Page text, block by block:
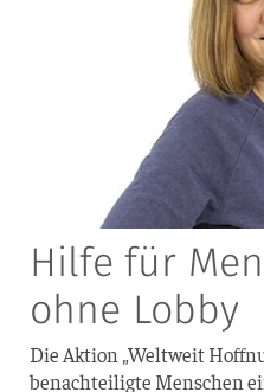
Hilfe für
ohne Lobby
Die Akti­on „Welt­weit
benach­tei­lig­te Men­schen